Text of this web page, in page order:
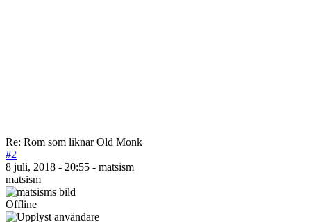
Re: Rom som liknar Old Monk
#2
8 juli, 2018 - 20:55 - matsism
matsism
Offline